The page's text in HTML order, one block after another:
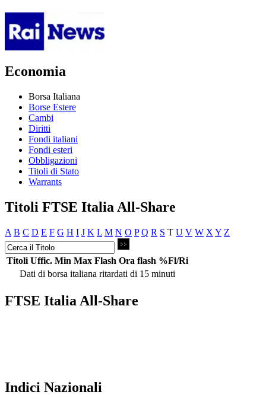
Economia
Borsa Italiana
Borse Estere
Cambi
Diritti
Fondi italiani
Fondi esteri
Obbligazioni
Titoli di Stato
Warrants
Titoli FTSE Italia All-Share
A B C D E F G H I J K L M N O P Q R S T U V W X Y Z
Titoli Uffic. Min Max Flash Ora flash %Fl/Ri
Dati di borsa italiana ritardati di 15 minuti
FTSE Italia All-Share
Indici Nazionali